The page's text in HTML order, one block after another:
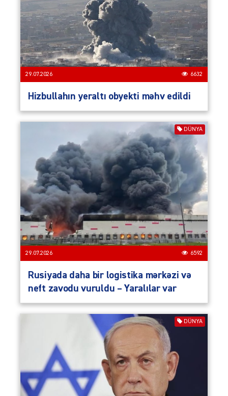
29.07.2026 6632
Hizbullahın yeraltı obyekti məhv edildi
DÜNYA
29.07.2026 6592
Rusiyada daha bir logistika mərkəzi və
neft zavodu vuruldu – Yaralılar var
DÜNYA